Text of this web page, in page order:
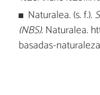
Naturalea. (s. f.).
(NBS). Naturalea.
basadas-